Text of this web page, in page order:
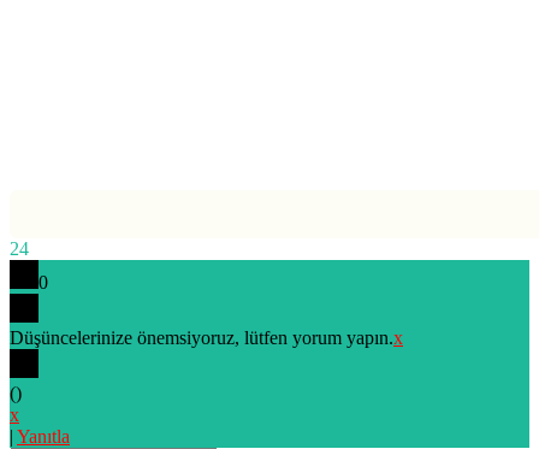
24
0
Düşüncelerinize önemsiyoruz, lütfen yorum yapın.x
()
x
| Yanıtla